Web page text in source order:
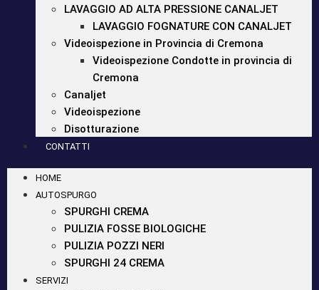
LAVAGGIO AD ALTA PRESSIONE CANALJET
LAVAGGIO FOGNATURE CON CANALJET
Videoispezione in Provincia di Cremona
Videoispezione Condotte in provincia di
Cremona
Canaljet
Videoispezione
Disotturazione
CONTATTI
HOME
AUTOSPURGO
SPURGHI CREMA
PULIZIA FOSSE BIOLOGICHE
PULIZIA POZZI NERI
SPURGHI 24 CREMA
SERVIZI